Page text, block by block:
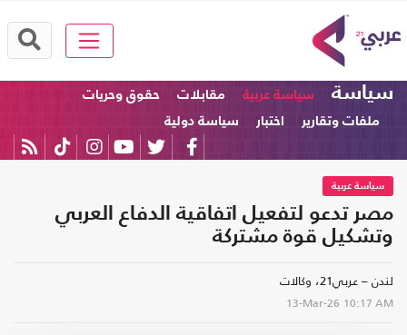
سياسة سياسة عربية مقابلات
حقوق وحريات
ملفات وتقارير
اختبار سياسة دولية
سياسة عربية
مصر تدعو لتفعيل اتفاقية الدفاع العربي
وتشكيل قوة مشتركة
لندن – عربي21، وكالات
13-Mar-26 10:17 AM